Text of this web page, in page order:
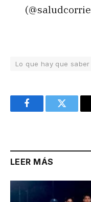
Lo que hay que saber
FacebookTwitter
LEER MÁS